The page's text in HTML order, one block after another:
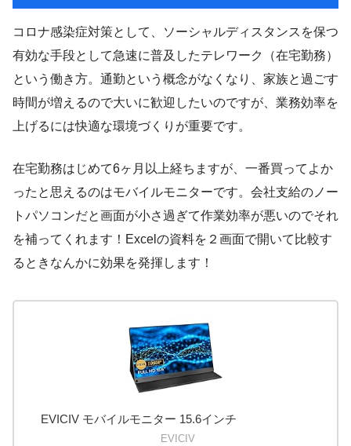
コロナ感染症対策として、ソーシャルディスタンスを保つ
有効な手段として急速に普及したテレワーク（在宅勤務）
という働き方。通勤という概念がなくなり、家族と過ごす
時間が増えるので大いに歓迎したいのですが、業務効率を
上げるには快適な環境づくりが重要です。
在宅勤務はじめて6ヶ月以上経ちますが、一番買ってよか
ったと思えるのはモバイルモニターです。会社支給のノー
トパソコンだと画面が小さ過ぎて作業効率が悪いのでそれ
を補ってくれます！Excelの資料を２画面で開いて比較す
るときなんかに効果を発揮します！
EVICIV モバイルモニター 15.6インチ
EVICIV